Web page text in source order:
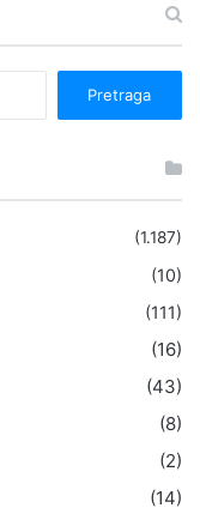
(1.187)
(10)
(111)
(16)
(43)
(8)
(2)
(14)